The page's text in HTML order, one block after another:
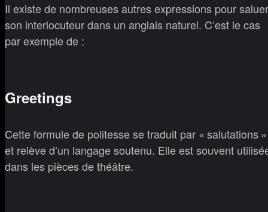
Il existe de nombreuses autres expressions pour saluer
son interlocuteur dans un anglais naturel. C’est le cas
par exemple de :
Greetings
Cette formule de politesse se traduit par « salutations »
et relève d’un langage soutenu. Elle est souvent
dans les pièces de théâtre.